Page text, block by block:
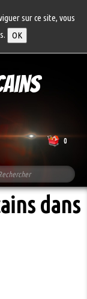
sur ce site, vous
OK
0
dans